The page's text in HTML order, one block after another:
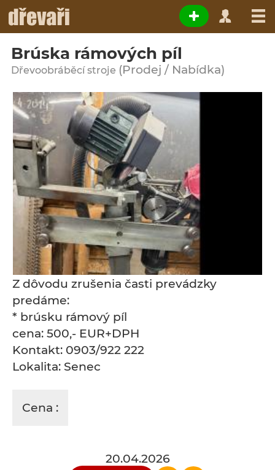
Brúska rámových píl
Dřevoobráběcí stroje (Prodej / Nabídka)
Z dôvodu zrušenia časti prevádzky
predáme:
* brúsku rámový píl
cena: 500,- EUR+DPH
Kontakt: 0903/922 222
Lokalita: Senec
Cena :
20.04.2026